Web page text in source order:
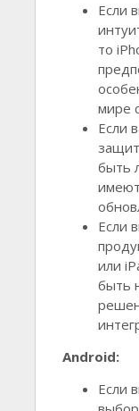
Если
то
мире
Если
быть
Если
или
быть
Android:
Если